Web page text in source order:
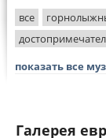
все
показать все
Галерея